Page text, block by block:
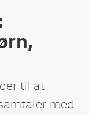
til at
med